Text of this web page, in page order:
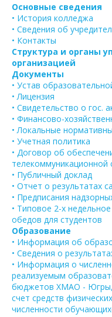
Основные сведения
• История колледжа
• Сведения об
• Контакты
Структура и органы
организацией
Документы
• Устав
• Лицензия
• Свидетельство о гос.
• Финансово-
• Локальные
• Учетная политика
• Договор об
телекоммуникационной
• Публичный доклад
• Отчет о результатах
• Предписания
• Типовое 2-х
обедов для студентов
Образование
• Информация об
• Сведения о
• Информация о
реализуемым
бюджетов ХМАО - Югры,
счет средств
численности